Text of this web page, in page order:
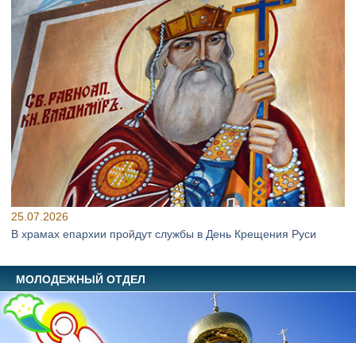
25.07.2026
В храмах епархии пройдут службы в День Крещения Руси
МОЛОДЕЖНЫЙ ОТДЕЛ